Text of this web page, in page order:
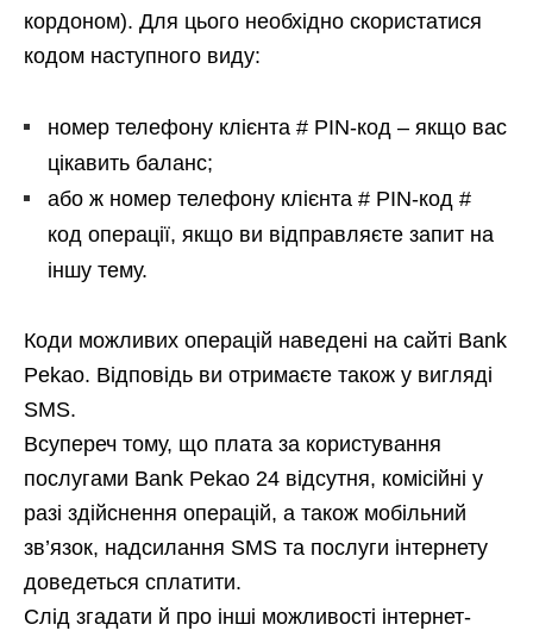
кордоном). Для цього необхідно скористатися
кодом наступного виду:
номер телефону клієнта # PIN-код – якщо вас
цікавить баланс;
або ж номер телефону клієнта # PIN-код #
код операції, якщо ви відправляєте запит на
іншу тему.
Коди можливих операцій наведені на сайті Bank
Pekao. Відповідь ви отримаєте також у вигляді
SMS.
Всупереч тому, що плата за користування
послугами Bank Pekao 24 відсутня, комісійні у
разі здійснення операцій, а також мобільний
зв’язок, надсилання SMS та послуги інтернету
доведеться сплатити.
Слід згадати й про інші можливості інтернет-